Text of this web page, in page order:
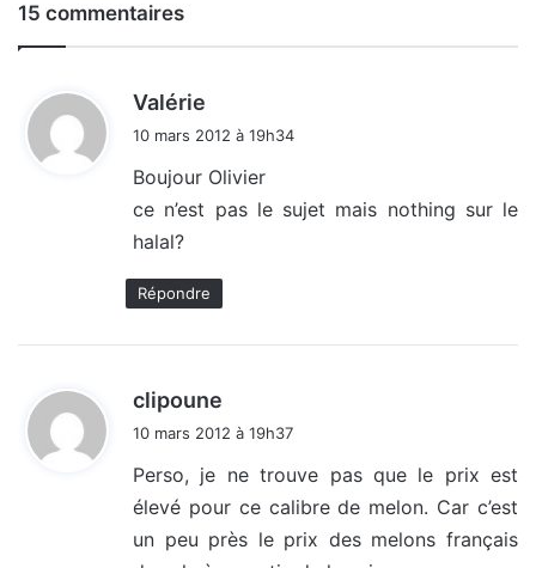
15 commentaires
Valérie
i
10 mars 2012 à 19h34
Boujour Olivier
ce n’est pas le sujet mais nothing sur le
halal?
Répondre
clipoune
i
:
10 mars 2012 à 19h37
Perso, je ne trouve pas que le prix est
élevé pour ce calibre de melon. Car c’est
un peu près le prix des melons français